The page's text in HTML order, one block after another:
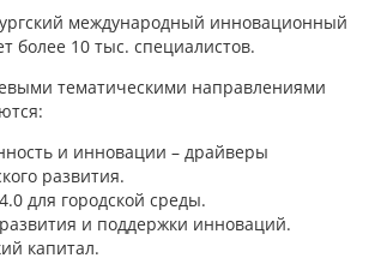
международный инновационный
более 10 тыс. специалистов.
тематическими направлениями
и инновации – драйверы
развития.
для городской среды.
и поддержки инноваций.
капитал.